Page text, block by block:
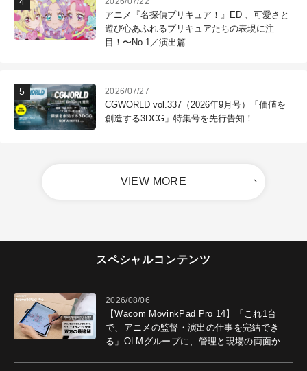
アニメ『名探偵プリキュア！』ED 、可愛さと
遊び心あふれるプリキュアたちの表現に注
目！〜No.1／演出篇
2026/07/27
CGWORLD vol.337（2026年9月号）「価値を
創造する3DCG」特集号を先行告知！
VIEW MORE
スペシャルコンテンツ
2026/08/06
【Wacom MovinkPad Pro 14】「これ1台
で、アニメの監督・演出の仕事を完結でき
る」OLMグループに、管理と現場の両面から